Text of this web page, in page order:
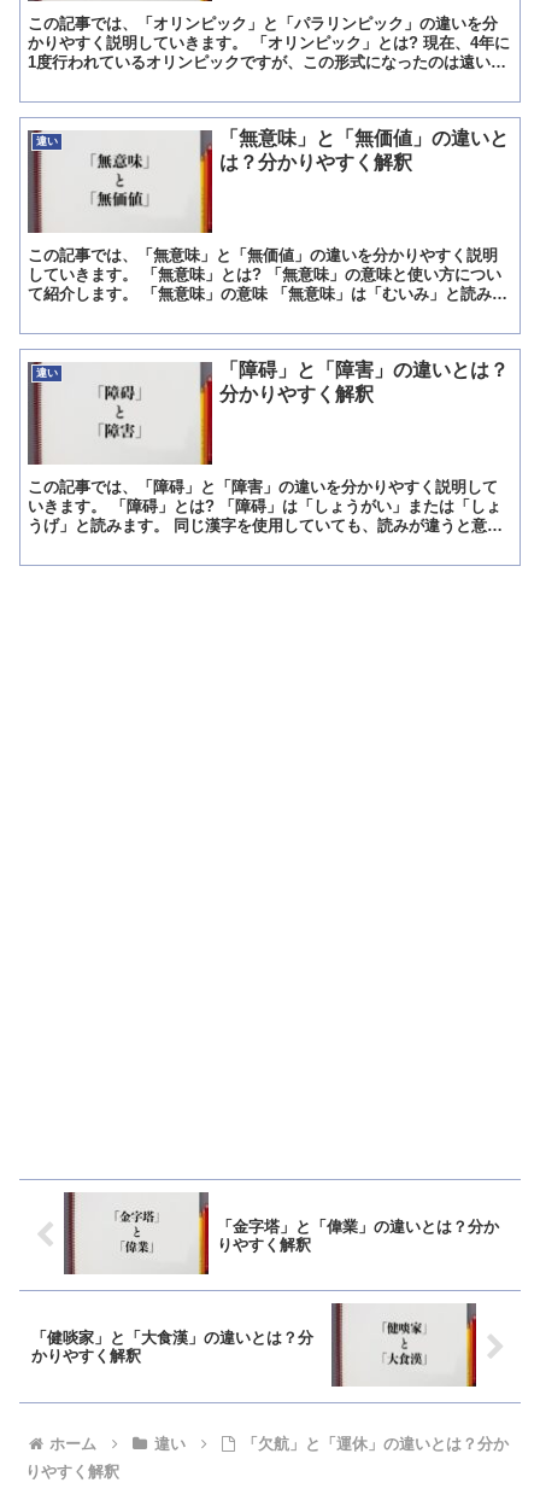
この記事では、「オリンピック」と「パラリンピック」の違いを分
かりやすく説明していきます。 「オリンピック」とは? 現在、4年に
1度行われているオリンピックですが、この形式になったのは遠い昔
違い
「無意味」と「無価値」の違いと
は？分かりやすく解釈
この記事では、「無意味」と「無価値」の違いを分かりやすく説明
していきます。 「無意味」とは? 「無意味」の意味と使い方につい
て紹介します。 「無意味」の意味 「無意味」は「むいみ」と読みま
違い
「障碍」と「障害」の違いとは？
分かりやすく解釈
この記事では、「障碍」と「障害」の違いを分かりやすく説明して
いきます。 「障碍」とは? 「障碍」は「しょうがい」または「しょ
うげ」と読みます。 同じ漢字を使用していても、読みが違うと意味
「金字塔」と「偉業」の違いとは？分か
りやすく解釈
「健啖家」と「大食漢」の違いとは？分
かりやすく解釈
ホーム 違い
「欠航」と「運休」の違いとは？分か
りやすく解釈